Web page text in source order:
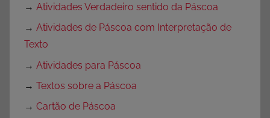
→ Atividades Verdadeiro sentido da Páscoa
→ Atividades de Páscoa com Interpretação de
Texto
→ Atividades para Páscoa
→ Textos sobre a Páscoa
→ Cartão de Páscoa